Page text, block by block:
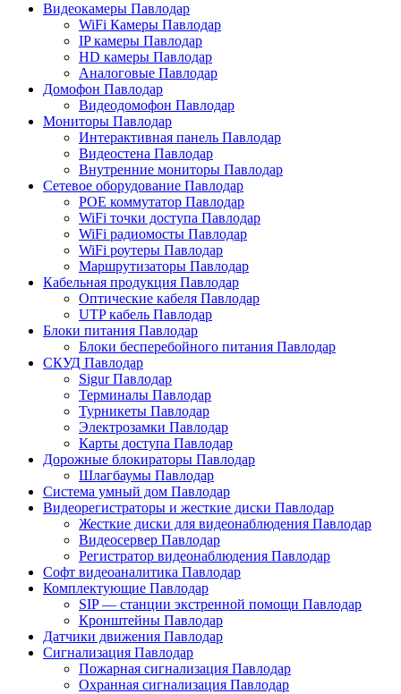
Видеокамеры Павлодар
WiFi Камеры Павлодар
IP камеры Павлодар
HD камеры Павлодар
Аналоговые Павлодар
Домофон Павлодар
Видеодомофон Павлодар
Мониторы Павлодар
Интерактивная панель Павлодар
Видеостена Павлодар
Внутренние мониторы Павлодар
Сетевое оборудование Павлодар
POE коммутатор Павлодар
WiFi точки доступа Павлодар
WiFi радиомосты Павлодар
WiFi роутеры Павлодар
Маршрутизаторы Павлодар
Кабельная продукция Павлодар
Оптические кабеля Павлодар
UTP кабель Павлодар
Блоки питания Павлодар
Блоки бесперебойного питания Павлодар
СКУД Павлодар
Sigur Павлодар
Терминалы Павлодар
Турникеты Павлодар
Электрозамки Павлодар
Карты доступа Павлодар
Дорожные блокираторы Павлодар
Шлагбаумы Павлодар
Система умный дом Павлодар
Видеорегистраторы и жесткие диски Павлодар
Жесткие диски для видеонаблюдения Павлодар
Видеосервер Павлодар
Регистратор видеонаблюдения Павлодар
Софт видеоаналитика Павлодар
Комплектующие Павлодар
SIP — станции экстренной помощи Павлодар
Кронштейны Павлодар
Датчики движения Павлодар
Сигнализация Павлодар
Пожарная сигнализация Павлодар
Охранная сигнализация Павлодар